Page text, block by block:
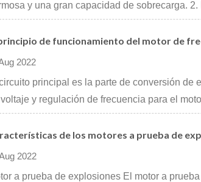
y una gran capacidad de sobrecarga.
de funcionamiento del motor de
2022
principal es la parte de conversión de
y regulación de frecuencia para el
de los motores a prueba de
2022
a prueba de explosiones El motor a